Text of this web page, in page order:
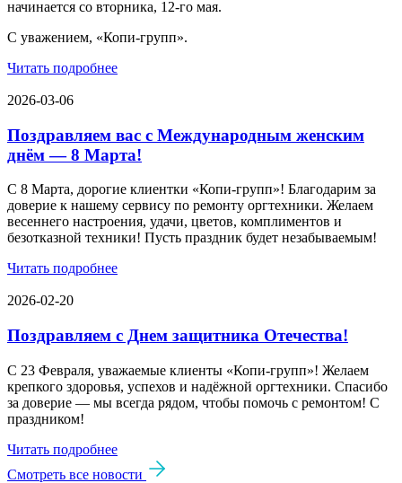
начинается со вторника, 12-го мая.
С уважением, «Копи-групп».
Читать подробнее
2026-03-06
Поздравляем вас с Международным женским
днём — 8 Марта!
С 8 Марта, дорогие клиентки «Копи‑групп»! Благодарим за
доверие к нашему сервису по ремонту оргтехники. Желаем
весеннего настроения, удачи, цветов, комплиментов и
безотказной техники! Пусть праздник будет незабываемым!
Читать подробнее
2026-02-20
Поздравляем с Днем защитника Отечества!
С 23 Февраля, уважаемые клиенты «Копи‑групп»! Желаем
крепкого здоровья, успехов и надёжной оргтехники. Спасибо
за доверие — мы всегда рядом, чтобы помочь с ремонтом! С
праздником!
Читать подробнее
Смотреть все новости